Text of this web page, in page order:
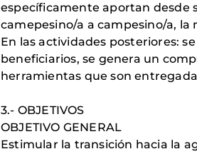
específicamente aportan desde
camepesino/a a campesino/a, la
En las actividades posteriores:
beneficiarios, se genera un
herramientas que son
3.- OBJETIVOS
OBJETIVO GENERAL
Estimular la transición hacia la